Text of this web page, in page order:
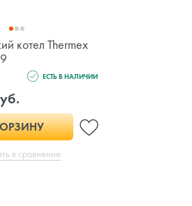
котел Thermex
ЕСТЬ В НАЛИЧИИ
в сравнение